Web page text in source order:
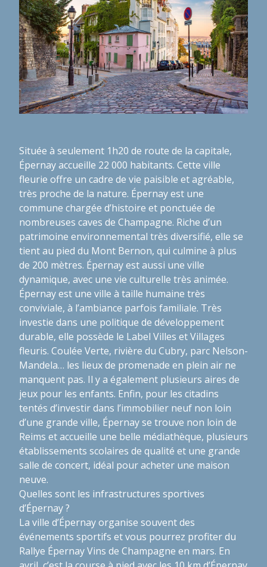
Située à seulement 1h20 de route de la capitale,
Épernay accueille 22 000 habitants. Cette ville
fleurie offre un cadre de vie paisible et agréable,
très proche de la nature. Épernay est une
commune chargée d’histoire et ponctuée de
nombreuses caves de Champagne. Riche d’un
patrimoine environnemental très diversifié, elle se
tient au pied du Mont Bernon, qui culmine à plus
de 200 mètres. Épernay est aussi une ville
dynamique, avec une vie culturelle très animée.
Épernay est une ville à taille humaine très
conviviale, à l’ambiance parfois familiale. Très
investie dans une politique de développement
durable, elle possède le Label Villes et Villages
fleuris. Coulée Verte, rivière du Cubry, parc Nelson-
Mandela… les lieux de promenade en plein air ne
manquent pas. Il y a également plusieurs aires de
jeux pour les enfants. Enfin, pour les citadins
tentés d’investir dans l’immobilier neuf non loin
d’une grande ville, Épernay se trouve non loin de
Reims et accueille une belle médiathèque, plusieurs
établissements scolaires de qualité et une grande
salle de concert, idéal pour acheter une maison
neuve.
Quelles sont les infrastructures sportives
d’Épernay ?
La ville d’Épernay organise souvent des
événements sportifs et vous pourrez profiter du
Rallye Épernay Vins de Champagne en mars. En